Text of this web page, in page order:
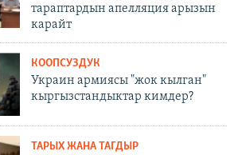
тараптардын апелляция арызын
карайт
КООПСУЗДУК
Украин армиясы "жок кылган"
кыргызстандыктар кимдер?
ТАРЫХ ЖАНА ТАГДЫР